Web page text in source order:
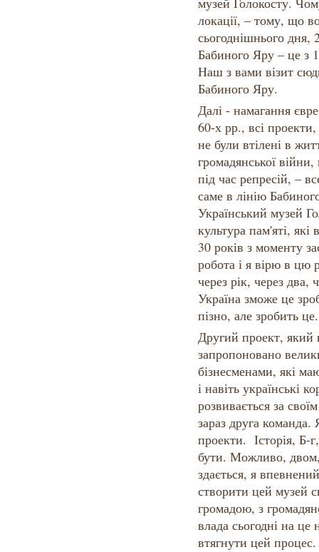
локації, – тому, що
сьогоднішнього дня,
Бабиного Яру – це з
Наш з вами візит
Бабиного Яру.
Далі - намагання
60-х рр., всі проекти,
не були втілені в
громадянської
під час репресій, –
саме в лінію
Український музей
культура пам'яті, які
30 років з моменту
робота і я вірю в цю
через рік, через два,
Україна зможе це
пізно, але зробить це.
Другий проект, який
запропоновано
бізнесменами, які
і навіть українські
розвивається за
зараз друга
проекти. Історія, Б-
бути. Можливо,
здається, я
створити цей музей
громадою, з
влада сьогодні на це
втягнути цей